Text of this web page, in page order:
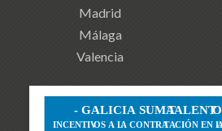
Madrid
Málaga
Valencia